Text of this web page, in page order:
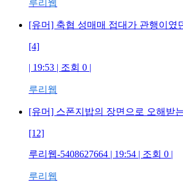
루리웹
[유머] 축협 성매매 접대가 관행이였
[4]
| 19:53 | 조회 0 |
루리웹
[유머] 스폰지밥의 장면으로 오해받
[12]
루리웹-5408627664 | 19:54 | 조회 0 |
루리웹